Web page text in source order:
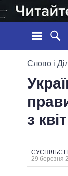
ПОДІЇ
СТАТТІ
ОГЛЯДИ
Слово і
з
29 березня